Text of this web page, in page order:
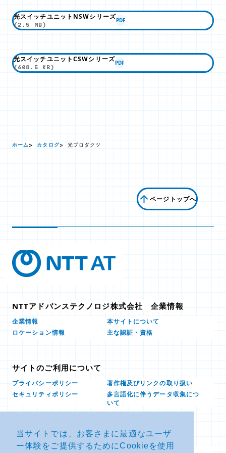
当サイトでは、お客さまに最適なユーザ
ー体験をご提供するためにCookieを使用
光スイッチユニットNSWシリーズ
(2.5 MB)
PDF
光スイッチユニットCSWシリーズ
(608.5 KB)
PDF
ホーム カタログ 光プロダクツ
ページトップへ
NTTアドバンステクノロジ株式会社 企業情報
企業情報
本サイトについて
ロケーション情報
主な認証・資格
サイトのご利用について
プライバシーポリシー
著作権及びリンクの取り扱い
セキュリティポリシー
多言語化に伴うデータ収集につ
いて
お問い合せ
よくあるお問い合わせFAQ SDSダウンロード